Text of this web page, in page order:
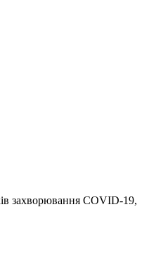
захворювання СОVID-19,